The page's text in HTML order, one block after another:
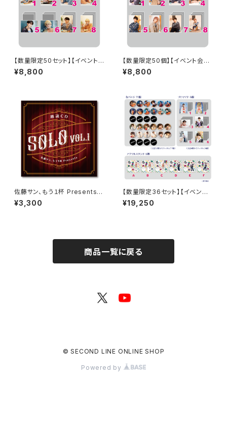
【数量限定50セット】【イベント
会場特典付き】SECOND LINE
Presents みんなに会いに行く
¥8,800
【数量限定50個】【イベント会場
特典付き】SECOND LINE Pre
sents みんなに会いに行くよ!
¥8,800
佐藤サン、もう１杯 Presents
朗読CD SOLO Vol.1
¥3,300
【数量限定36セット】【イベント
会場特典付き】小松昌平の盤・
番・絆! 第25回、第26回 グッズ
¥19,250
商品一覧に戻る
© SECOND LINE ONLINE SHOP
Powered by